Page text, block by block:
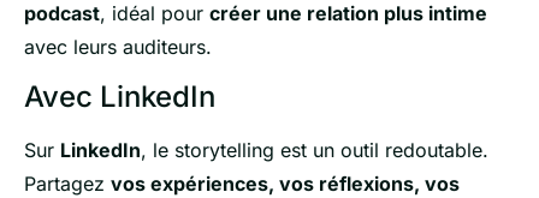
podcast, idéal pour créer une relation plus intime
avec leurs auditeurs.
Avec LinkedIn
Sur LinkedIn, le storytelling est un outil redoutable.
Partagez vos expériences, vos réflexions, vos